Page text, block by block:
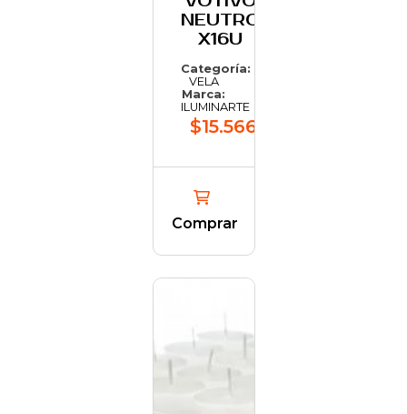
NEUTRO
X16U
Categoría:
VELA
Marca:
ILUMINARTE
$15.566,46
Comprar